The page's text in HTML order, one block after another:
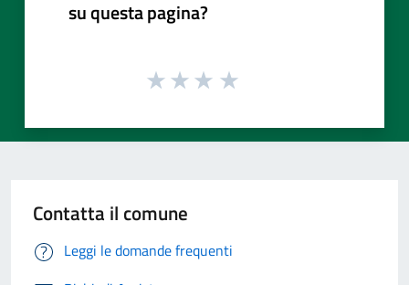
su questa pagina?
Contatta il comune
Leggi le domande frequenti